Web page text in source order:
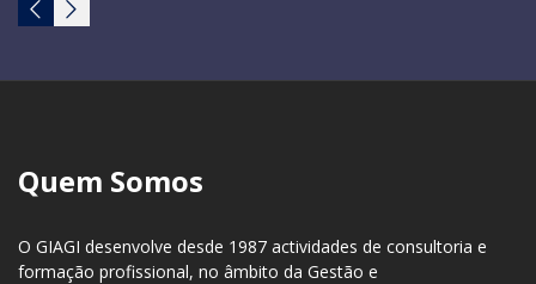
Quem Somos
O GIAGI desenvolve desde 1987 actividades de consultoria e
formação profissional, no âmbito da Gestão e